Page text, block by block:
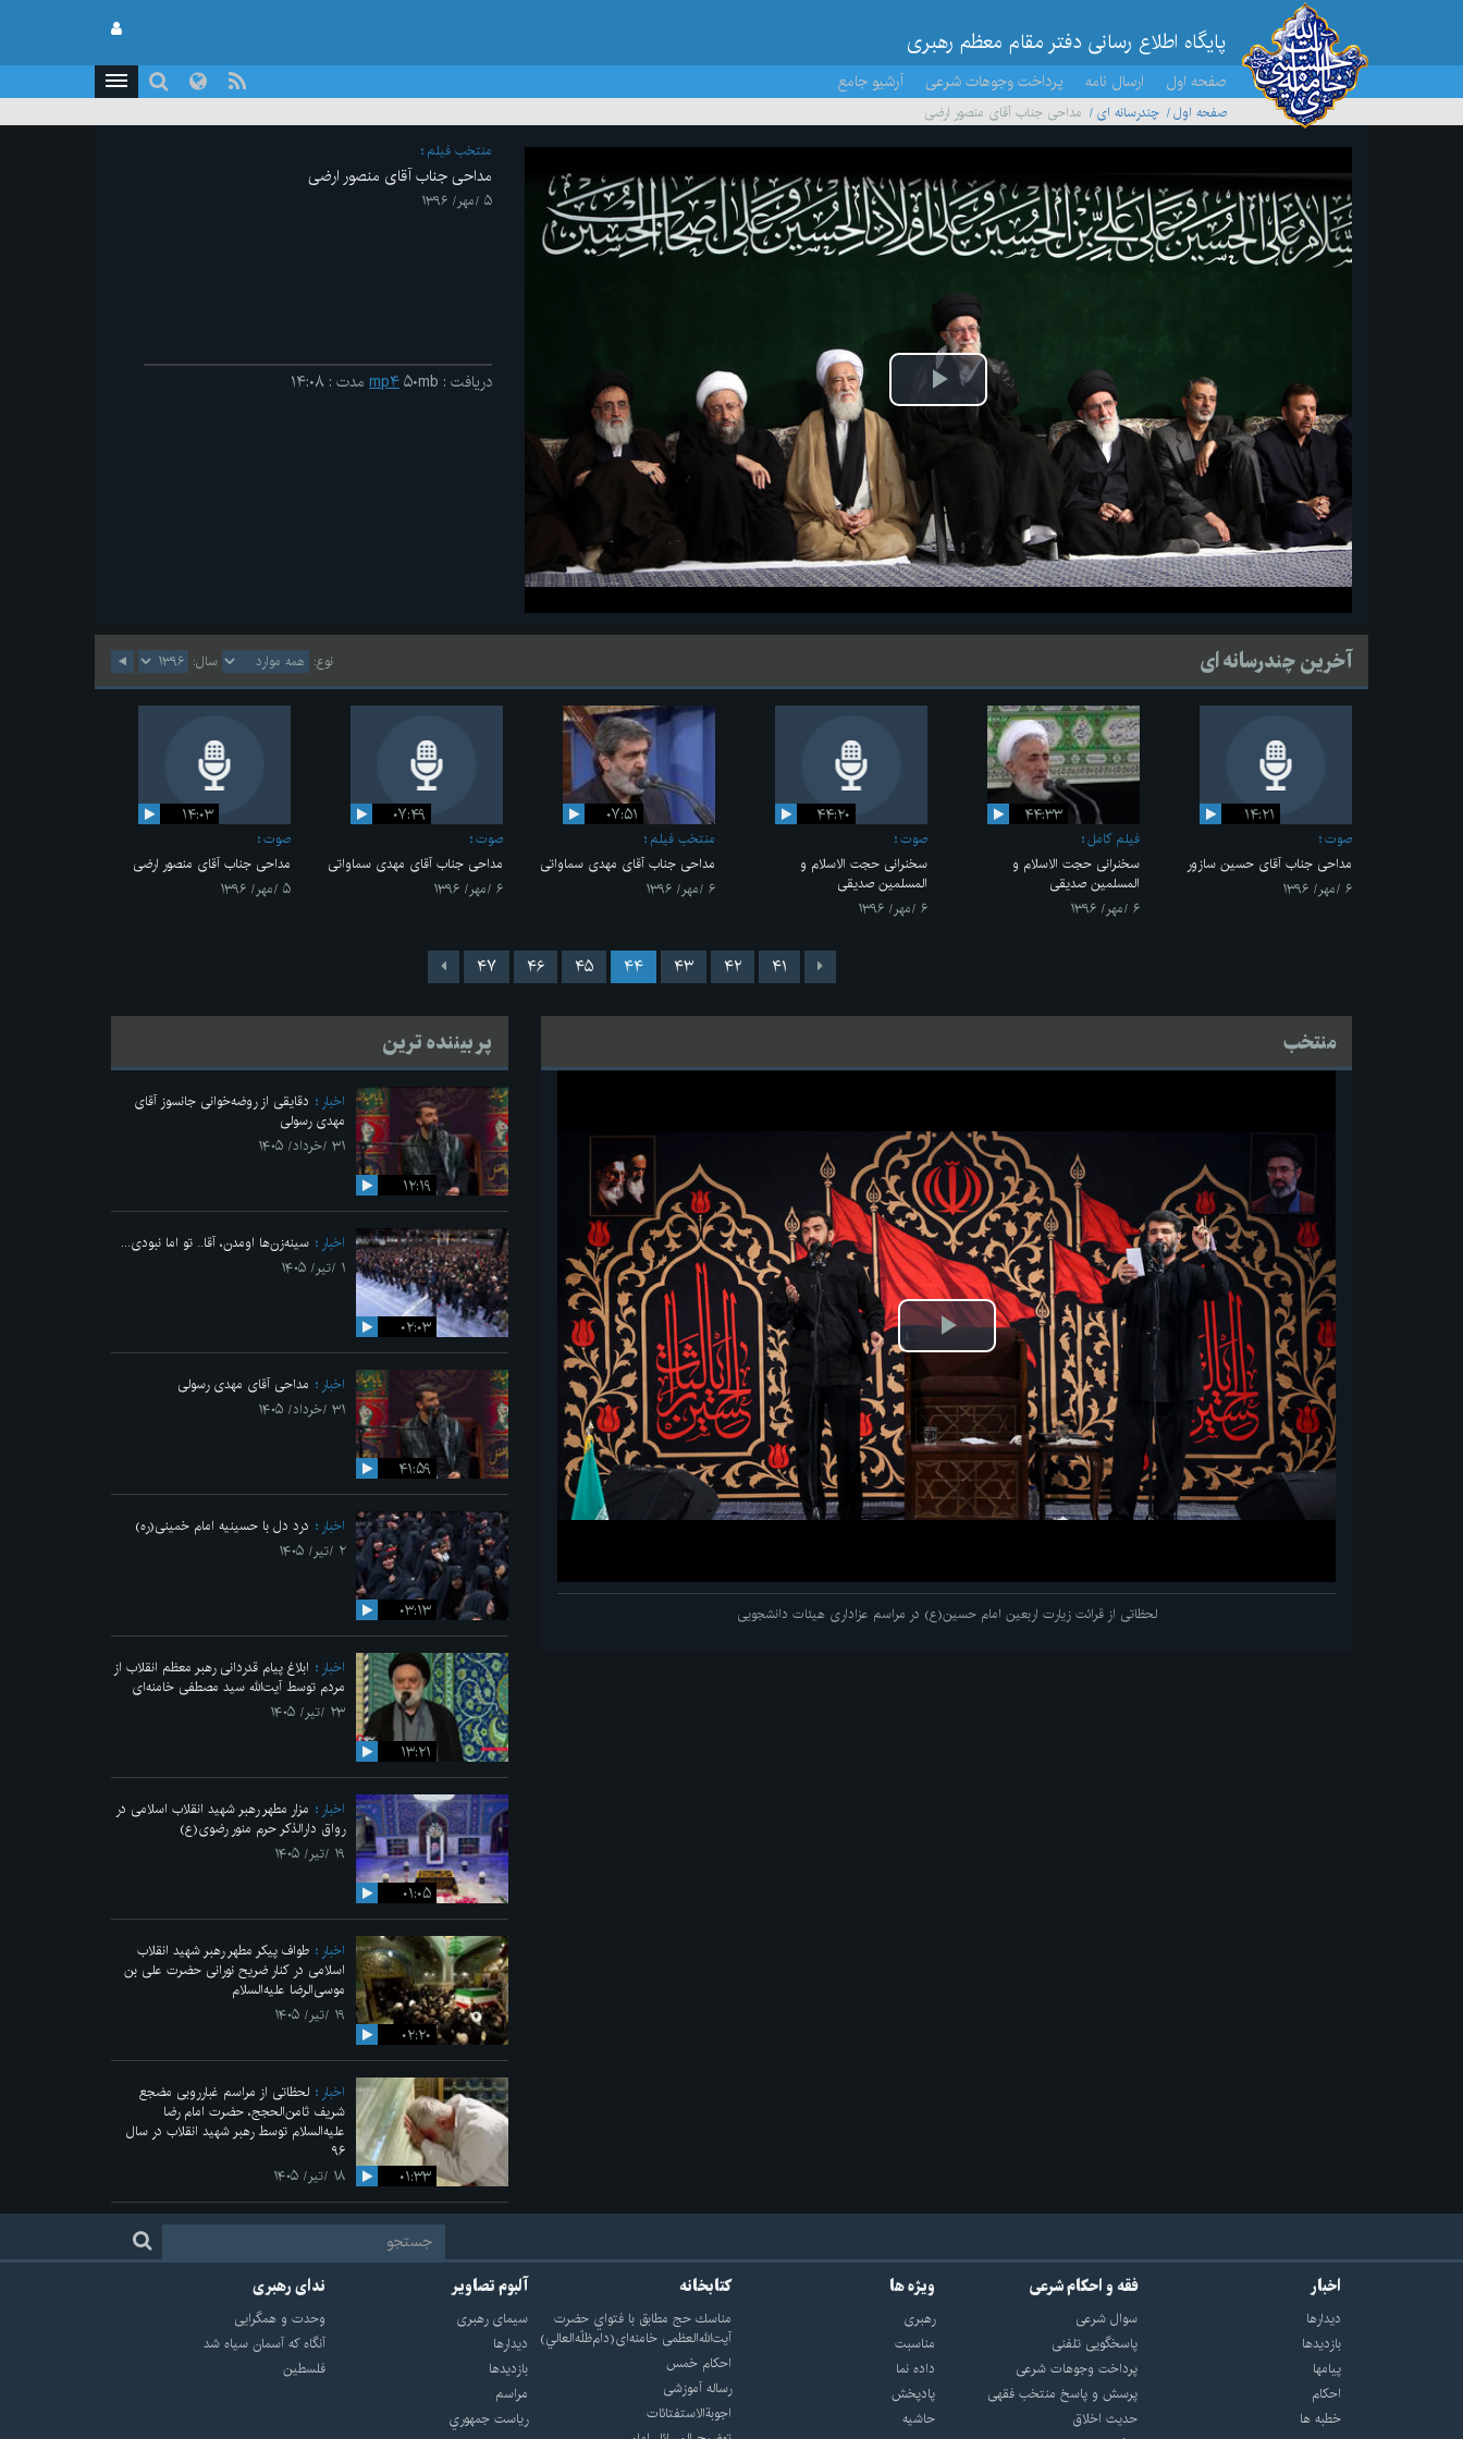
پایگاه اطلاع رسانی دفتر مقام معظم رهبری
صفحه اول ارسال نامه پرداخت وجوهات شرعی آرشیو جامع
صفحه اول چندرسانه ای مداحی جناب آقای منصور ارضی
پخش
ویدیو
منتخب فیلم
مداحی جناب آقای منصور ارضی
۵ /مهر/ ۱۳۹۶
دریافت : mp۴۵۰mb مدت : ۱۴:۰۸
آخرین چندرسانه ای نوع: سال:
۱۴:۲۱
صوت
مداحی جناب آقای حسین سازور
۶ /مهر/ ۱۳۹۶
۴۴:۳۳
فیلم کامل
سخنرانی حجت الاسلام و
المسلمین صدیقی
۶ /مهر/ ۱۳۹۶
۴۴:۲۰
صوت
سخنرانی حجت الاسلام و
المسلمین صدیقی
۶ /مهر/ ۱۳۹۶
۰۷:۵۱
منتخب فیلم
مداحی جناب آقای مهدی سماواتی
۶ /مهر/ ۱۳۹۶
۰۷:۴۹
صوت
مداحی جناب آقای مهدی سماواتی
۶ /مهر/ ۱۳۹۶
۱۴:۰۳
صوت
مداحی جناب آقای منصور ارضی
۵ /مهر/ ۱۳۹۶
۴۱ ۴۲ ۴۳ ۴۴ ۴۵ ۴۶ ۴۷
منتخب
پخش
ویدیو
لحظاتی از قرائت زیارت اربعین امام حسین(ع) در مراسم عزاداری هیئات دانشجویی
پر بیننده ترین
۱۲:۱۹
اخبار
دقایقی از روضه‌خوانی جانسوز آقای
مهدی رسولی
۳۱ /خرداد/ ۱۴۰۵
۰۲:۰۳
اخبار
سینه‌زن‌ها اومدن،‌ آقا.. تو اما نبودی...
۱ /تیر/ ۱۴۰۵
۴۱:۵۹
اخبار
مداحی آقای مهدی رسولی
۳۱ /خرداد/ ۱۴۰۵
۰۳:۱۳
اخبار
درد دل با حسینیه امام خمینی(ره)
۲ /تیر/ ۱۴۰۵
۱۳:۲۱
اخبار
ابلاغ پیام قدردانی رهبر معظم انقلاب از
مردم توسط آیت‌الله سید مصطفی خامنه‌ای
۲۳ /تیر/ ۱۴۰۵
۰۱:۰۵
اخبار
مزار مطهر رهبر شهید انقلاب اسلامی در
رواق دارالذکر حرم منور رضوی(ع)
۱۹ /تیر/ ۱۴۰۵
۰۲:۲۰
اخبار
طواف پیکر مطهر رهبر شهید انقلاب
اسلامی در کنار ضریح نورانی حضرت علی‌ بن
موسی‌الرضا علیه‌السلام
۱۹ /تیر/ ۱۴۰۵
۰۱:۳۳
اخبار
لحظاتی از مراسم غبارروبی مضجع
شریف ثامن‌الحجج، حضرت امام رضا
علیه‌السلام توسط رهبر شهید انقلاب در سال
۹۶
۱۸ /تیر/ ۱۴۰۵
اخبار
دیدارها
بازديدها
پيامها
احكام
خطبه ها
فقه و احکام شرعی
سوال شرعی
پاسخگویی تلفنی
پرداخت وجوهات شرعی
پرسش و پاسخ منتخب فقهی
حدیث اخلاق
ویژه ها
رهبری
مناسبت
داده نما
پادپخش
حاشیه
کتابخانه
مناسك حج مطابق با فتواي حضرت
آيت‌الله‌العظمى خامنه‌اى(دام‌ظلّه‌العالي)
احکام خمس
رساله آموزشی
اجوبة‌الاستفتائات
آلبوم تصاویر
سيماى رهبرى
ديدارها
بازديدها
مراسم
رياست جمهوري
ندای رهبری
وحدت و همگرایی
آنگاه که آسمان سیاه شد
فلسطین